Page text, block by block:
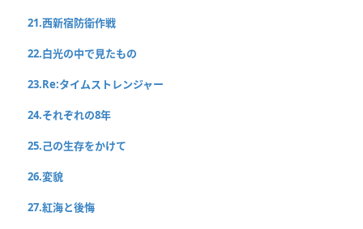
21.西新宿防衛作戦
22.白光の中で見たもの
23.Re:タイムストレンジャー
24.それぞれの8年
25.己の生存をかけて
26.変貌
27.紅海と後悔